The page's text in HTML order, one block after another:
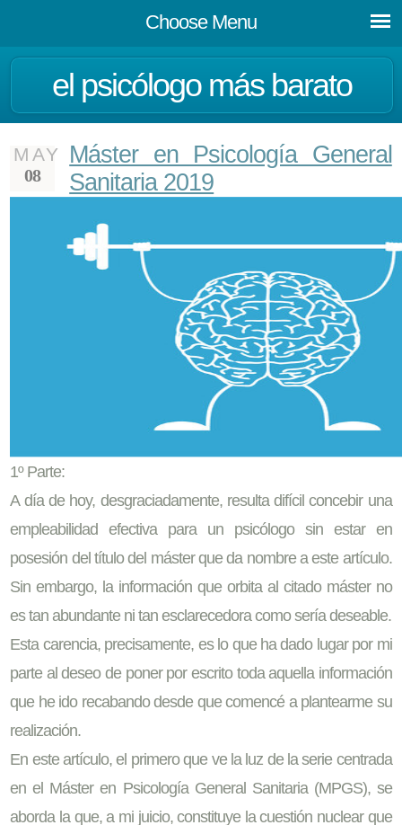
Choose Menu
el psicólogo más barato
MAY
08
Máster en Psicología General
Sanitaria 2019
1º Parte:
A día de hoy, desgraciadamente, resulta difícil concebir una
empleabilidad efectiva para un psicólogo sin estar en
posesión del título del máster que da nombre a este artículo.
Sin embargo, la información que orbita al citado máster no
es tan abundante ni tan esclarecedora como sería deseable.
Esta carencia, precisamente, es lo que ha dado lugar por mi
parte al deseo de poner por escrito toda aquella información
que he ido recabando desde que comencé a plantearme su
realización.
En este artículo, el primero que ve la luz de la serie centrada
en el Máster en Psicología General Sanitaria (MPGS), se
aborda la que, a mi juicio, constituye la cuestión nuclear que